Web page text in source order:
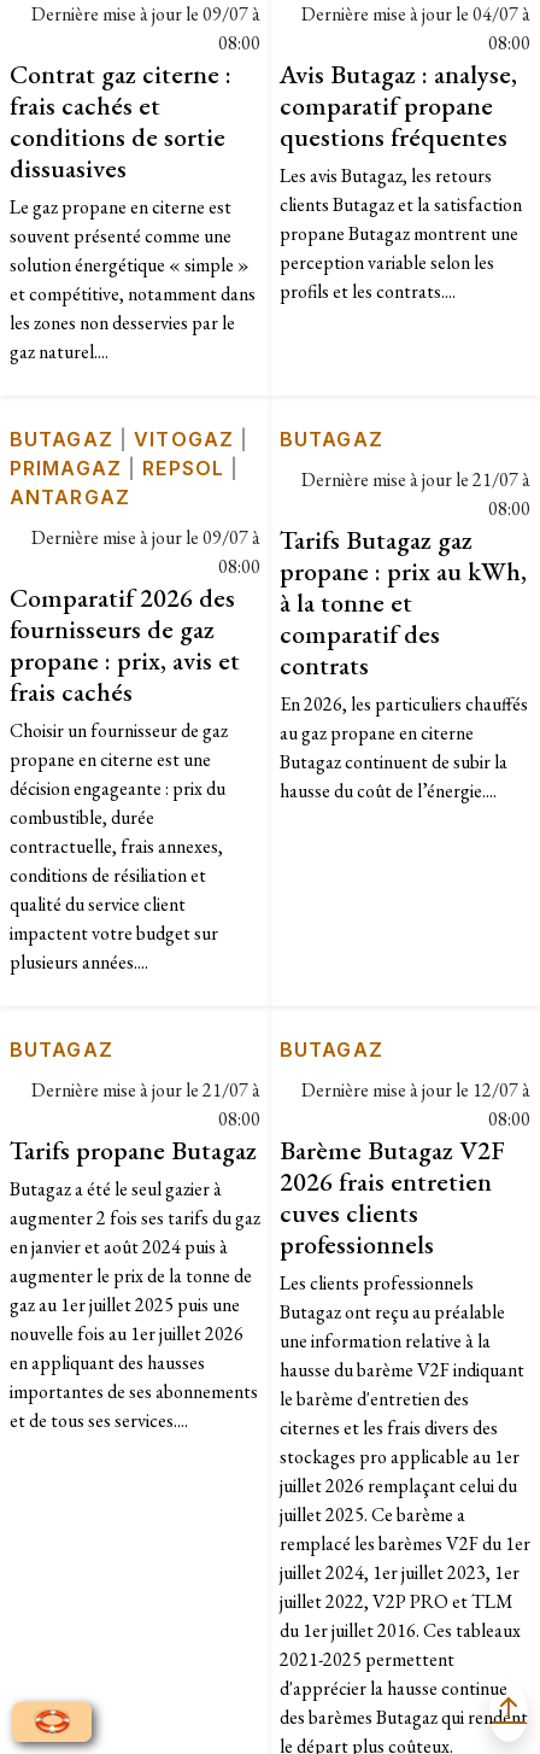
Dernière mise à jour le09/07 à
08:00
Contrat gaz citerne :
frais cachés et
conditions de sortie
dissuasives
Le gaz propane en citerne est
souvent présenté comme une
solution énergétique « simple »
et compétitive, notamment dans
les zones non desservies par le
gaz naturel....
Dernière mise à jour le04/07 à
08:00
Avis Butagaz : analyse,
comparatif propane
questions fréquentes
Les avis Butagaz, les retours
clients Butagaz et la satisfaction
propane Butagaz montrent une
perception variable selon les
profils et les contrats....
BUTAGAZ |VITOGAZ
PRIMAGAZ
REPSOL
ANTARGAZ
Dernière mise à jour le09/07 à
08:00
Comparatif 2026 des
fournisseurs de gaz
propane : prix, avis et
frais cachés
Choisir un fournisseur de gaz
propane en citerne est une
décision engageante : prix du
combustible, durée
contractuelle, frais annexes,
conditions de résiliation et
qualité du service client
impactent votre budget sur
plusieurs années....
BUTAGAZ
Dernière mise à jour le21/07 à
08:00
Tarifs Butagaz gaz
propane : prix au kWh,
à la tonne et
comparatif des
contrats
En 2026, les particuliers chauffés
au gaz propane en citerne
Butagaz continuent de subir la
hausse du coût de l’énergie....
BUTAGAZ
Dernière mise à jour le21/07 à
08:00
Tarifs propane Butagaz
Butagaz a été le seul gazier à
augmenter 2 fois ses tarifs du gaz
en janvier et août 2024 puis à
augmenter le prix de la tonne de
gaz au 1er juillet 2025 puis une
nouvelle fois au 1er juillet 2026
en appliquant des hausses
importantes de ses abonnements
et de tous ses services....
BUTAGAZ
Dernière mise à jour le 12/07 à
08:00
Barème Butagaz V2F
2026 frais entretien
cuves clients
professionnels
Les clients professionnels
Butagaz ont reçu au préalable
une information relative à la
hausse du barème V2F indiquant
le barème d'entretien des
citernes et les frais divers des
stockages pro applicable au 1er
juillet 2026 remplaçant celui du
juillet 2025. Ce barème a
remplacé les barèmes V2F du 1er
juillet 2024, 1er juillet 2023, 1er
juillet 2022, V2P PRO et TLM
du 1er juillet 2016. Ces tableaux
2021-2025 permettent
d'apprécier la hausse continue
des barèmes Butagaz qui rendent
le départ plus coûteux.